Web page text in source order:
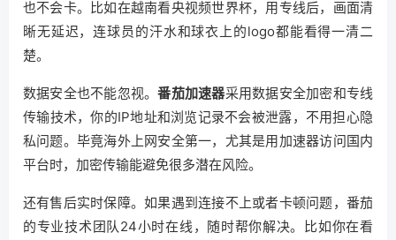
也不会卡。比如在越南看央视频世界杯，用专线后，画面清
晰无延迟，连球员的汗水和球衣上的logo都能看得一清二
楚。
数据安全也不能忽视。番茄加速器采用数据安全加密和专线
传输技术，你的IP地址和浏览记录不会被泄露，不用担心隐
私问题。毕竟海外上网安全第一，尤其是用加速器访问国内
平台时，加密传输能避免很多潜在风险。
还有售后实时保障。如果遇到连接不上或者卡顿问题，番茄
的专业技术团队24小时在线，随时帮你解决。比如你在看